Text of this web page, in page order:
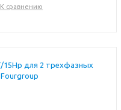
К сравнению